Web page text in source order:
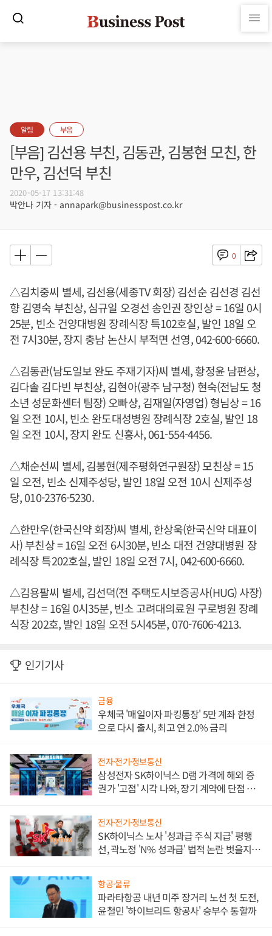
알림 부음
[부음] 김선용 부친, 김동관, 김봉현 모친, 한
만우, 김선덕 부친
2020-05-17 13:31:48
박안나 기자 - annapark@businesspost.co.kr
0
△김치중씨 별세, 김선용(세종TV 회장) 김선순 김선경 김선
향 김영숙 부친상, 심규일 오경선 송인권 장인상 = 16일 0시
25분, 빈소 건양대병원 장례식장 특102호실, 발인 18일 오
전 7시30분, 장지 충남 논산시 부적면 선영, 042-600-6660.
△김동관(남도일보 완도 주재기자)씨 별세, 황정윤 남편상,
김다솔 김다빈 부친상, 김현아(광주 남구청) 현숙(전남도 청
소년 성문화센터 팀장) 오빠상, 김재일(자영업) 형님상 = 16
일 오전 10시, 빈소 완도대성병원 장례식장 2호실, 발인 18
일 오전 10시, 장지 완도 신흥사, 061-554-4456.
△채순선씨 별세, 김봉현(제주평화연구원장) 모친상 = 15
일 오전, 빈소 신제주성당, 발인 18일 오전 10시 신제주성
당, 010-2376-5230.
△한만우(한국신약 회장)씨 별세, 한상욱(한국신약 대표이
사) 부친상 = 16일 오전 6시30분, 빈소 대전 건양대병원 장
례식장 특202호실, 발인 18일 오전 7시, 042-600-6660.
△김용팔씨 별세, 김선덕(전 주택도시보증공사(HUG) 사장)
부친상 = 16일 0시35분, 빈소 고려대의료원 구로병원 장례
식장 202호, 발인 18일 오전 5시45분, 070-7606-4213.
인기기사
금융
우체국 '매일이자 파킹통장' 5만 계좌 한정
으로 다시 출시, 최고 연 2.0% 금리
전자·전기·정보통신
삼성전자 SK하이닉스 D램 가격에 해외 증
권가 '고점' 시각 나와, 장기 계약에 단점 부
전자·전기·정보통신
SK하이닉스 노사 '성과급 주식 지급' 평행
선, 곽노정 'N% 성과급' 법적 논란 벗을지 주
항공·물류
파라타항공 내년 미주 장거리 노선 첫 도전,
윤철민 '하이브리드 항공사' 승부수 통할까